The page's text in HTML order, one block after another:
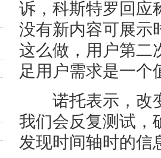
诉，科斯特罗回应
没有新内容可展示
这么做，用户第二
足用户需求是一个
诺托表示，改变
我们会反复测试，
发现时间轴时的信